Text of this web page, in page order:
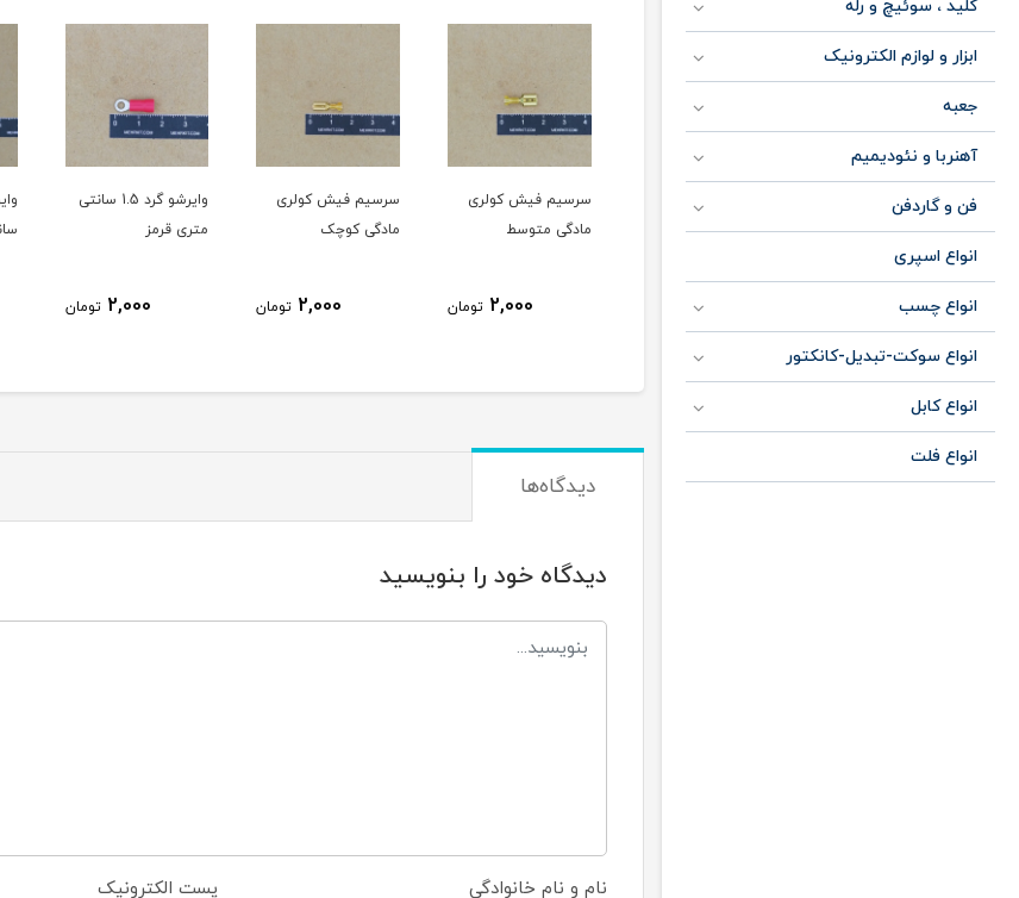
کلید ، سوئیچ و رله
ابزار و لوازم الکترونیک
جعبه
آهنربا و نئودیمیم
فن و گاردفن
انواع اسپری
انواع چسب
انواع سوکت-تبدیل-کانکتور
انواع کابل
انواع فلت
سرسیم فیش کولری
مادگی بزرگ
مادگی متوسط
2,000
سرسیم فیش کولری
مادگی کوچک
2,000 تومان
وایرشو گرد 1.5 سانتی
متری قرمز
2,000 تومان
وایرشو U شکل 2
سانتی متری قرمز
2,000 تومان
دیدگاه‌ها
دیدگاه خود را بنویسید
نام و نام خانوادگی پست الکترونیک